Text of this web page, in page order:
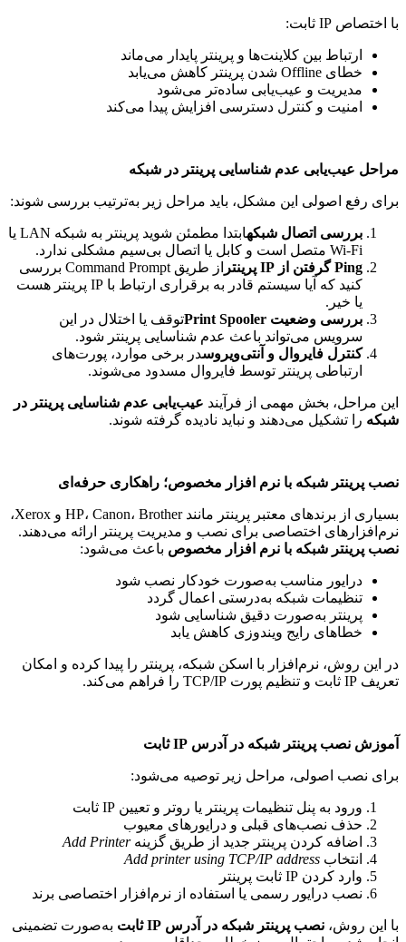
با اختصاص IP ثابت:
ارتباط بین کلاینت‌ها و پرینتر پایدار می‌ماند
خطای Offline شدن پرینتر کاهش می‌یابد
مدیریت و عیب‌یابی ساده‌تر می‌شود
امنیت و کنترل دسترسی افزایش پیدا می‌کند
مراحل عیب‌یابی عدم شناسایی پرینتر در شبکه
برای رفع اصولی این مشکل، باید مراحل زیر به‌ترتیب بررسی شوند:
بررسی اتصال شبکه
ابتدا مطمئن شوید پرینتر به شبکه LAN یا
Wi-Fi متصل است و کابل یا اتصال بی‌سیم مشکلی ندارد.
Ping گرفتن از IP پرینتر
از طریق Command Prompt بررسی
کنید که آیا سیستم قادر به برقراری ارتباط با IP پرینتر هست
یا خیر.
بررسی وضعیت Print Spoolerتوقف یا اختلال در این
سرویس می‌تواند باعث عدم شناسایی پرینتر شود.
کنترل فایروال و آنتی‌ویروسدر برخی موارد، پورت‌های
ارتباطی پرینتر توسط فایروال مسدود می‌شوند.
این مراحل، بخش مهمی از فرآیند عیب‌یابی عدم شناسایی پرینتر در
شبکه را تشکیل می‌دهند و نباید نادیده گرفته شوند.
نصب پرینتر شبکه با نرم افزار مخصوص؛ راهکاری حرفه‌ای
بسیاری از برندهای معتبر پرینتر مانند HP، Canon، Brother و Xerox،
نرم‌افزارهای اختصاصی برای نصب و مدیریت پرینتر ارائه می‌دهند.
نصب پرینتر شبکه با نرم افزار مخصوص باعث می‌شود:
درایور مناسب به‌صورت خودکار نصب شود
تنظیمات شبکه به‌درستی اعمال گردد
پرینتر به‌صورت دقیق شناسایی شود
خطاهای رایج ویندوزی کاهش یابد
در این روش، نرم‌افزار با اسکن شبکه، پرینتر را پیدا کرده و امکان
تعریف IP ثابت و تنظیم پورت TCP/IP را فراهم می‌کند.
آموزش نصب پرینتر شبکه در آدرس IP ثابت
برای نصب اصولی، مراحل زیر توصیه می‌شود:
ورود به پنل تنظیمات پرینتر یا روتر و تعیین IP ثابت
حذف نصب‌های قبلی و درایورهای معیوب
اضافه کردن پرینتر جدید از طریق گزینهAdd Printer
انتخاب Add printer using TCP/IP address
وارد کردن IP ثابت پرینتر
نصب درایور رسمی یا استفاده از نرم‌افزار اختصاصی برند
با این روش، نصب پرینتر شبکه در آدرس IP ثابت به‌صورت تضمینی